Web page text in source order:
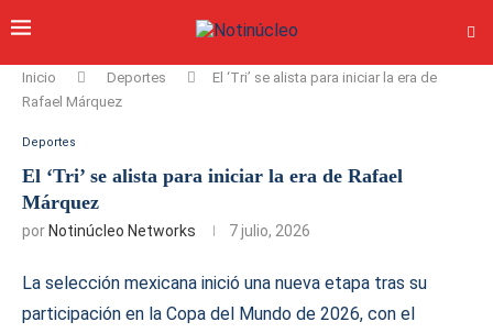
Inicio Deportes
El ‘Tri’ se alista para iniciar la era de
Rafael Márquez
Deportes
El ‘Tri’ se alista para iniciar la era de Rafael
Márquez
por Notinúcleo Networks 7 julio, 2026
La selección mexicana inició una nueva etapa tras su
participación en la Copa del Mundo de 2026, con el